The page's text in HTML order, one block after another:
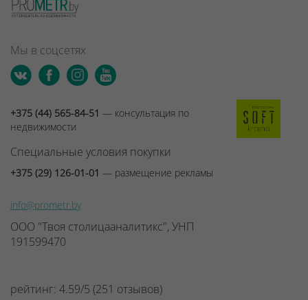
Мы в соцсетях
+375 (44) 565-84-51 — консультация по
недвижимости
Специальные условия покупки
+375 (29) 126-01-01 — размещение рекламы
info@prometr.by
ООО "Твоя столицааналитикс", УНП
191599470
рейтинг: 4.59/5 (251 отзывов)